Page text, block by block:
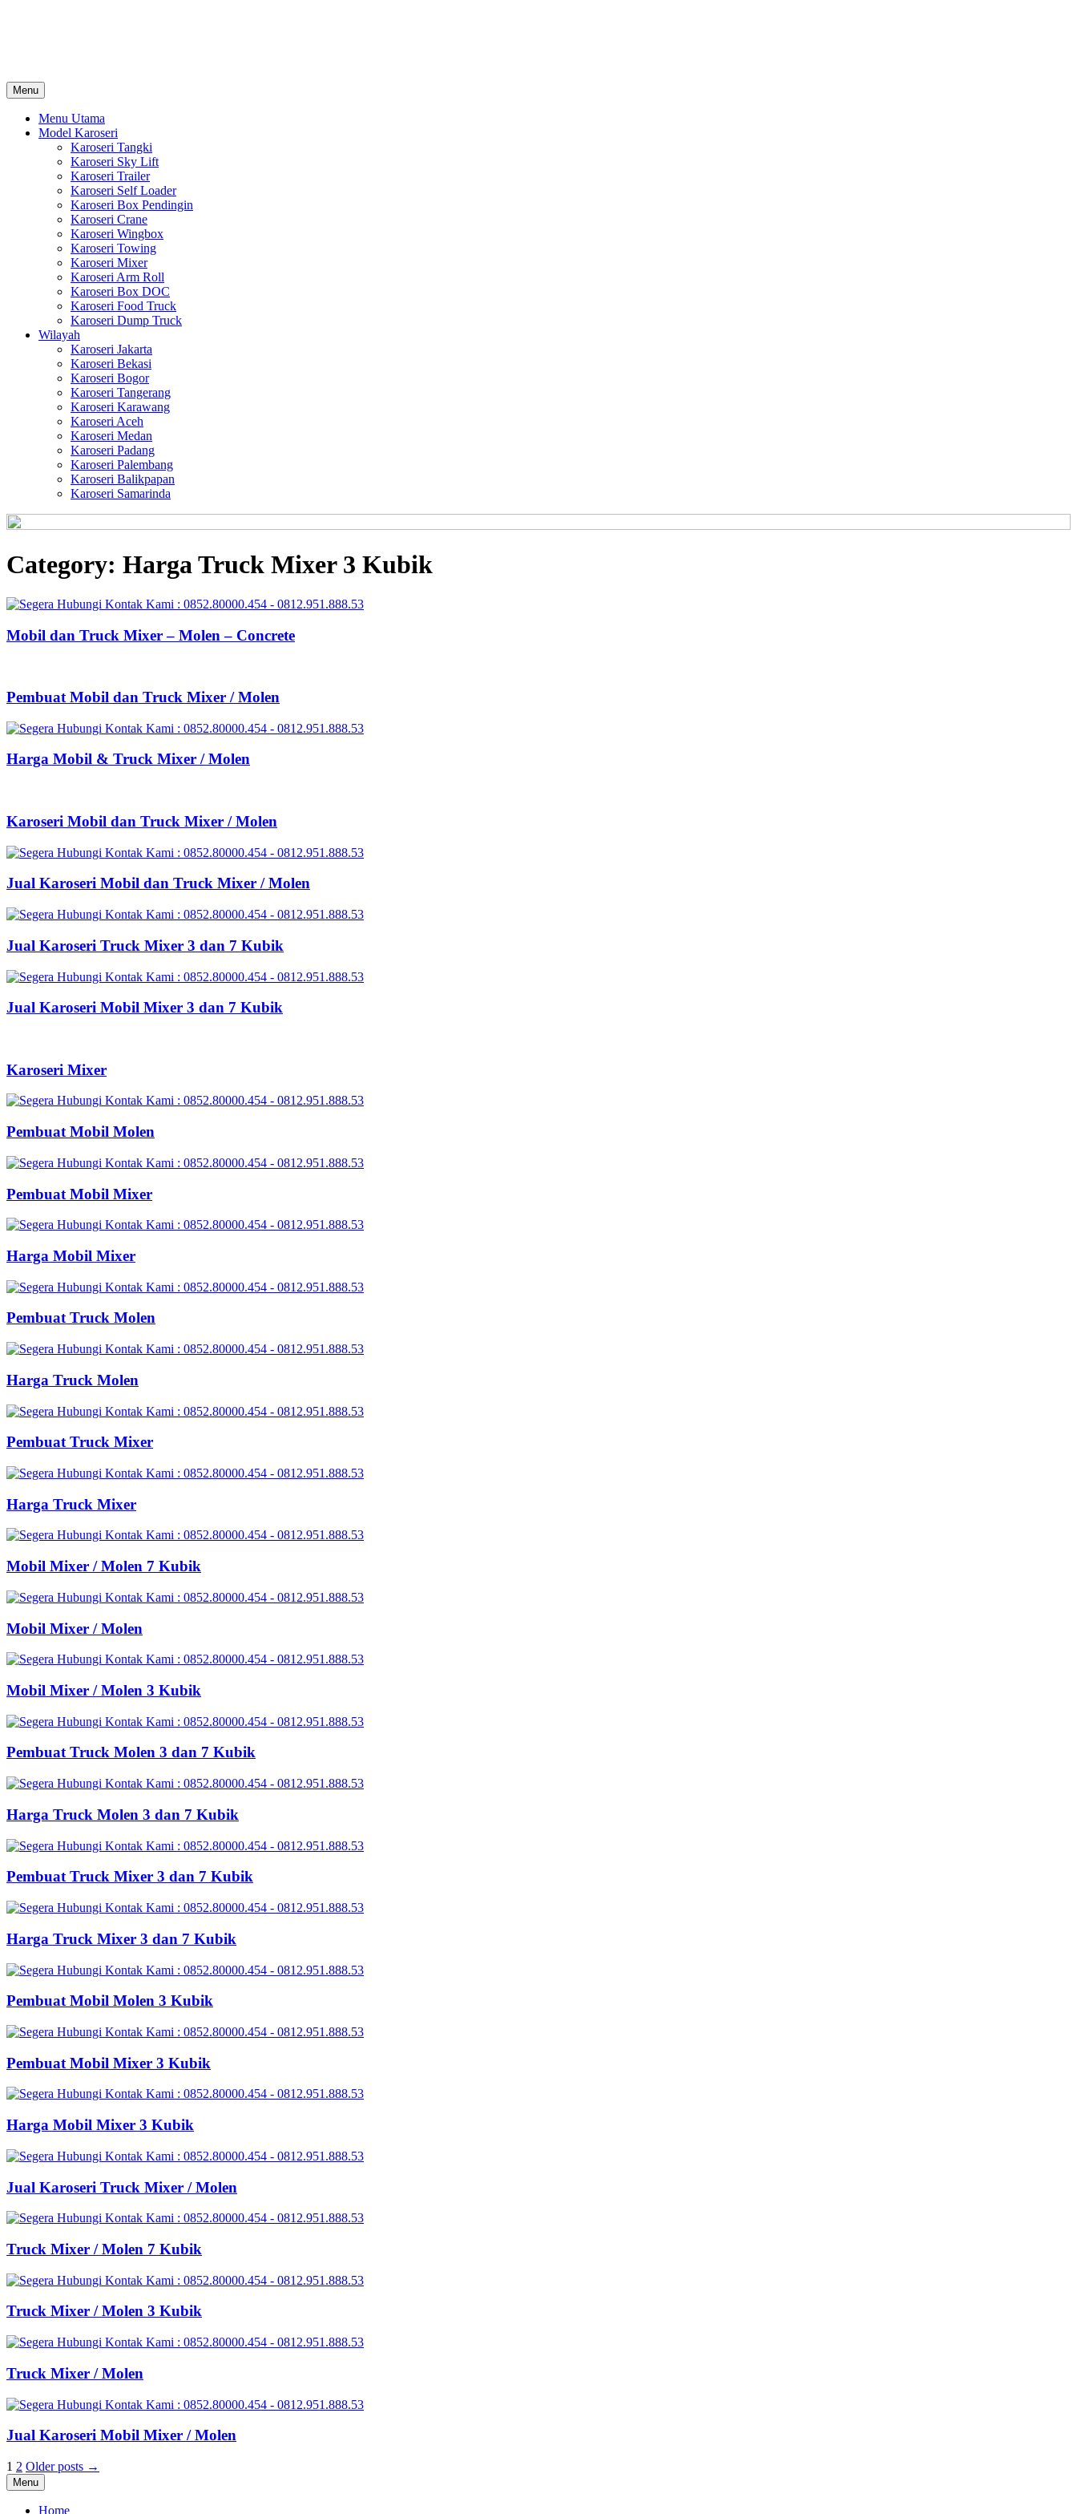
Menu
Menu Utama
Model Karoseri
Karoseri Tangki
Karoseri Sky Lift
Karoseri Trailer
Karoseri Self Loader
Karoseri Box Pendingin
Karoseri Crane
Karoseri Wingbox
Karoseri Towing
Karoseri Mixer
Karoseri Arm Roll
Karoseri Box DOC
Karoseri Food Truck
Karoseri Dump Truck
Wilayah
Karoseri Jakarta
Karoseri Bekasi
Karoseri Bogor
Karoseri Tangerang
Karoseri Karawang
Karoseri Aceh
Karoseri Medan
Karoseri Padang
Karoseri Palembang
Karoseri Balikpapan
Karoseri Samarinda
Category: Harga Truck Mixer 3 Kubik
Mobil dan Truck Mixer – Molen – Concrete
Pembuat Mobil dan Truck Mixer / Molen
Harga Mobil & Truck Mixer / Molen
Karoseri Mobil dan Truck Mixer / Molen
Jual Karoseri Mobil dan Truck Mixer / Molen
Jual Karoseri Truck Mixer 3 dan 7 Kubik
Jual Karoseri Mobil Mixer 3 dan 7 Kubik
Karoseri Mixer
Pembuat Mobil Molen
Pembuat Mobil Mixer
Harga Mobil Mixer
Pembuat Truck Molen
Harga Truck Molen
Pembuat Truck Mixer
Harga Truck Mixer
Mobil Mixer / Molen 7 Kubik
Mobil Mixer / Molen
Mobil Mixer / Molen 3 Kubik
Pembuat Truck Molen 3 dan 7 Kubik
Harga Truck Molen 3 dan 7 Kubik
Pembuat Truck Mixer 3 dan 7 Kubik
Harga Truck Mixer 3 dan 7 Kubik
Pembuat Mobil Molen 3 Kubik
Pembuat Mobil Mixer 3 Kubik
Harga Mobil Mixer 3 Kubik
Jual Karoseri Truck Mixer / Molen
Truck Mixer / Molen 7 Kubik
Truck Mixer / Molen 3 Kubik
Truck Mixer / Molen
Jual Karoseri Mobil Mixer / Molen
Posts
pagination
1 2 Older posts →
Menu
Home